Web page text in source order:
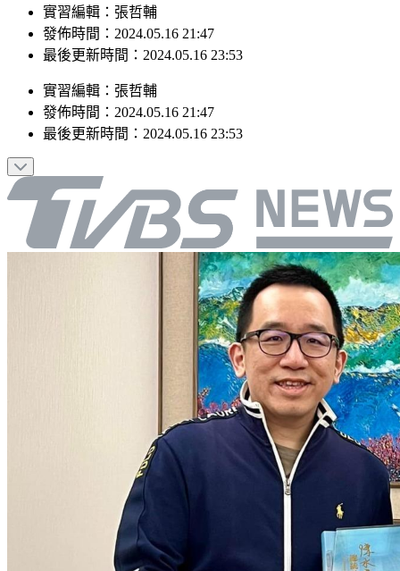
發佈時間：2024.05.16 21:47
最後更新時間：2024.05.16 23:53
發佈時間： 2024.05.16 21:47
最後更新時間：2024.05.16 23:53